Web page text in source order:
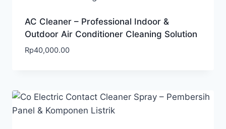
AC Cleaner – Professional Indoor &
Outdoor Air Conditioner Cleaning Solution
Rp40,000.00